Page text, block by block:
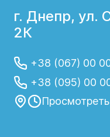
г. Днепр, ул.
2К
+38 (067) 00
+38 (095) 00
Просмотреть